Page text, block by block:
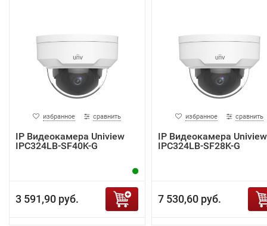
избранное сравнить
IP Видеокамера Uniview
IPC324LB-SF40K-G
3 591,90 руб.
избранное сравнить
IP Видеокамера Uniview
IPC324LB-SF28K-G
7 530,60 руб.